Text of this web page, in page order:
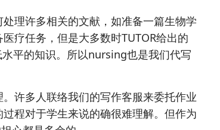
理许多相关的文献，如准备一篇生物学
疗任务，但是大多数时TUTOR给出的
平的知识。所以nursing也是我们代写
许多人联络我们的写作客服来委托作业
程对于学生来说的确很难理解。但作为